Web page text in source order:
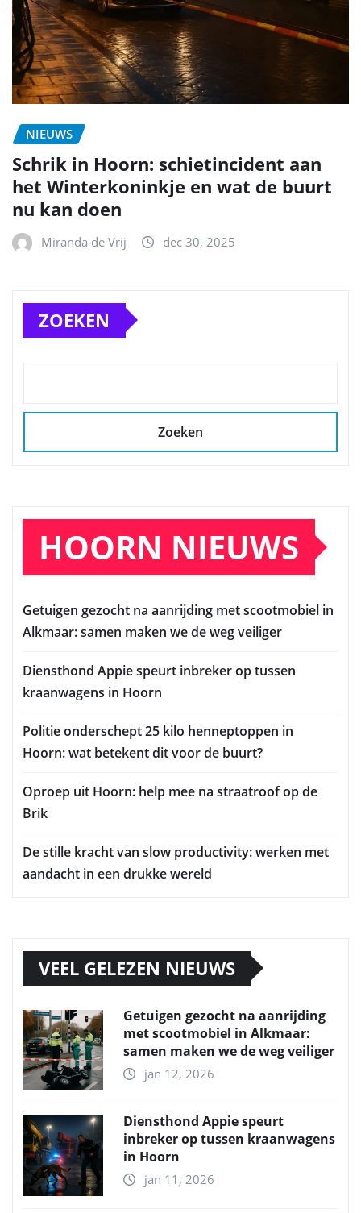
NIEUWS
Schrik in Hoorn: schietincident aan
het Winterkoninkje en wat de buurt
nu kan doen
Miranda de Vrij dec 30, 2025
ZOEKEN
Zoeken
HOORN NIEUWS
Getuigen gezocht na aanrijding met scootmobiel in
Alkmaar: samen maken we de weg veiliger
Diensthond Appie speurt inbreker op tussen
kraanwagens in Hoorn
Politie onderschept 25 kilo henneptoppen in
Hoorn: wat betekent dit voor de buurt?
Oproep uit Hoorn: help mee na straatroof op de
Brik
De stille kracht van slow productivity: werken met
aandacht in een drukke wereld
VEEL GELEZEN NIEUWS
Getuigen gezocht na aanrijding
met scootmobiel in Alkmaar:
samen maken we de weg veiliger
jan 12, 2026
Diensthond Appie speurt
inbreker op tussen kraanwagens
in Hoorn
jan 11, 2026